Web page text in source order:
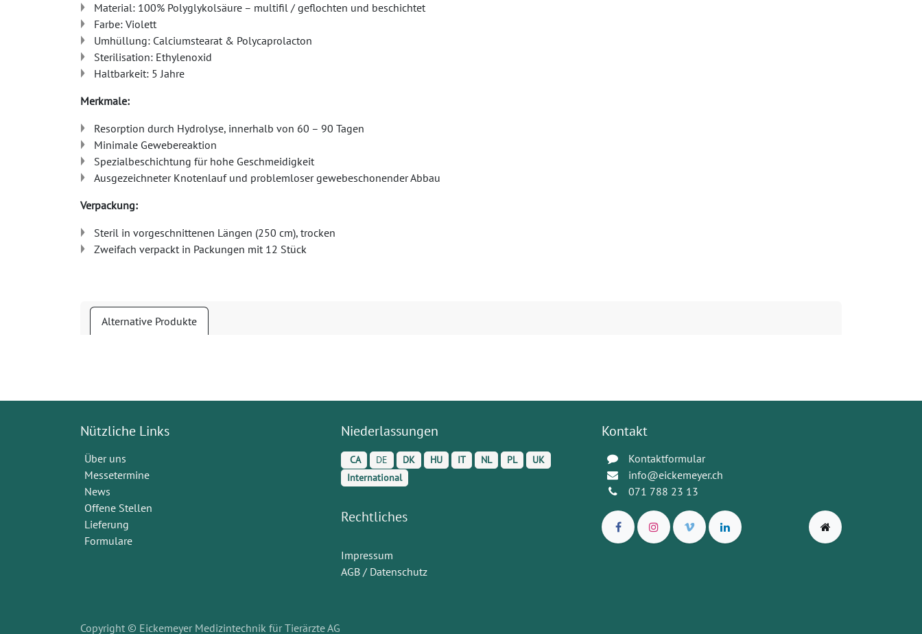
Material: 100% Polyglykolsäure – multifil / geflochten und beschichtet
Farbe: Violett
Umhüllung: Calciumstearat & Polycaprolacton
Sterilisation: Ethylenoxid
Haltbarkeit: 5 Jahre
Merkmale:
Resorption durch Hydrolyse, innerhalb von 60 – 90 Tagen
Minimale Gewebereaktion
Spezialbeschichtung für hohe Geschmeidigkeit
Ausgezeichneter Knotenlauf und problemloser gewebeschonender Abbau
Verpackung:
Steril in vorgeschnittenen Längen (250 cm), trocken
Zweifach verpackt in Packungen mit 12 Stück
Alternative Produkte
Nützliche Links
Über uns
Messetermine
News
Offene Stellen
Lieferung
Formulare
Niederlassungen
CA DE DK HU IT NL PL
UK
International
Rechtliches
Impressum
AGB / Datenschutz
Kontakt
Kontaktformular
info@eickemeyer.ch
071 788 23 13
Copyright © Eickemeyer Medizintechnik für Tierärzte AG